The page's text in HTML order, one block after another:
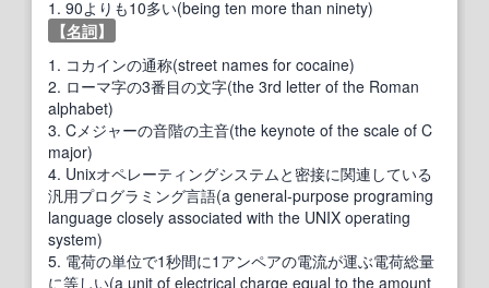
1. 90よりも10多い(being ten more than ninety)
【名詞】
1. コカインの通称(street names for cocaine)
2. ローマ字の3番目の文字(the 3rd letter of the Roman
alphabet)
3. Cメジャーの音階の主音(the keynote of the scale of C
major)
4. Unixオペレーティングシステムと密接に関連している
汎用プログラミング言語(a general-purpose programing
language closely associated with the UNIX operating
system)
5. 電荷の単位で1秒間に1アンペアの電流が運ぶ電荷総量
に等しい(a unit of electrical charge equal to the amount